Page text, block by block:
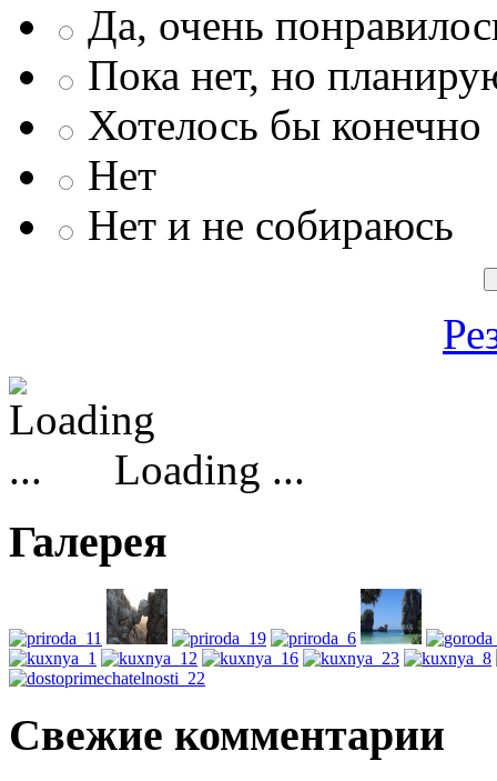
Да, очень
Пока нет, но
Хотелось бы конечно
Нет
Нет и не собираюсь
Loading ...
Галерея
Свежие комментарии